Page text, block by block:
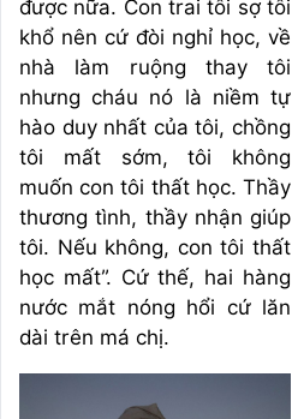
được nữa. Con trai tôi sợ tôi
khổ nên cứ đòi nghỉ học, về
nhà làm ruộng thay tôi
nhưng cháu nó là niềm tự
hào duy nhất của tôi, chồng
tôi mất sớm, tôi không
muốn con tôi thất học. Thầy
thương tình, thầy nhận giúp
tôi. Nếu không, con tôi thất
học mất”. Cứ thế, hai hàng
nước mắt nóng hổi cứ lăn
dài trên má chị.